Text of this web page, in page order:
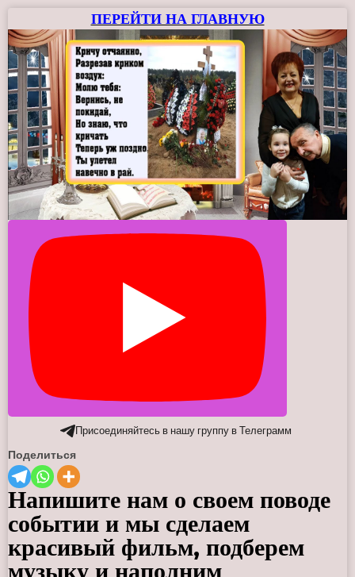
ПЕРЕЙТИ НА ГЛАВНУЮ
Присоединяйтесь в нашу группу в Телеграмм
Поделиться
Напишите нам о своем поводе
событии и мы сделаем
красивый фильм, подберем